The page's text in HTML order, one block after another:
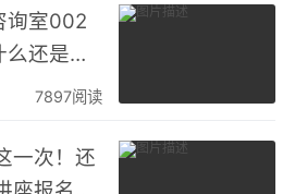
询室002
还是一
7897阅读
一次！还